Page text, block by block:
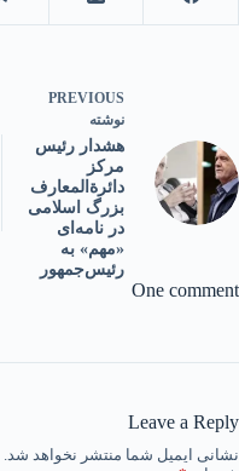
PREVIOUS
نوشته
هشدار رئیس
مرکز
دائرة‌المعارف
بزرگ اسلامی
در نامه‌ای
«مهم» به
رئیس‌جمهور
One comment
Leave a Reply
نشانی ایمیل شما منتشر نخواهد شد.